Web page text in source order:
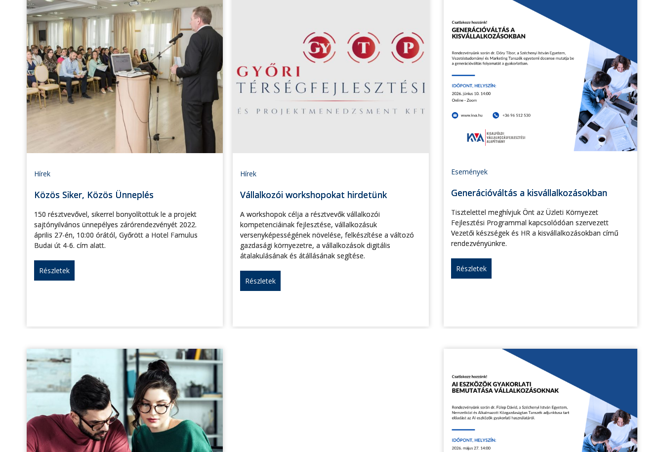
Hírek
Közös Siker, Közös Ünneplés
150 résztvevővel, sikerrel bonyolítottuk le a projekt
sajtónyilvános ünnepélyes zárórendezvényét 2022.
április 27-én, 10:00 órától, Győrött a Hotel Famulus
Budai út 4-6. cím alatt.
Részletek
Hírek
Vállalkozói workshopokat hirdetünk
A workshopok célja a résztvevők vállalkozói
kompetenciáinak fejlesztése, vállalkozásuk
versenyképességének növelése, felkészítése a változó
gazdasági környezetre, a vállalkozások digitális
átalakulásának és átállásának segítése.
Részletek
Események
Generációváltás a kisvállalkozásokban
Tisztelettel meghívjuk Önt az Üzleti Környezet
Fejlesztési Programmal kapcsolódóan szervezett
Vezetői készségek és HR a kisvállalkozásokban című
rendezvényünkre.
Részletek